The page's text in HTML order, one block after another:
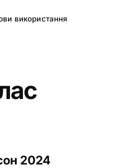
використання
2024